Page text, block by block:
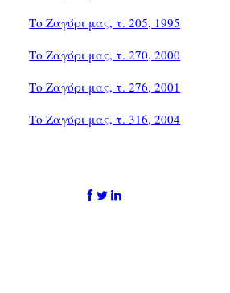
Το Ζαγόρι μας, τ. 205, 1995
Το Ζαγόρι μας, τ. 270, 2000
Το Ζαγόρι μας, τ. 276, 2001
Το Ζαγόρι μας, τ. 316, 2004